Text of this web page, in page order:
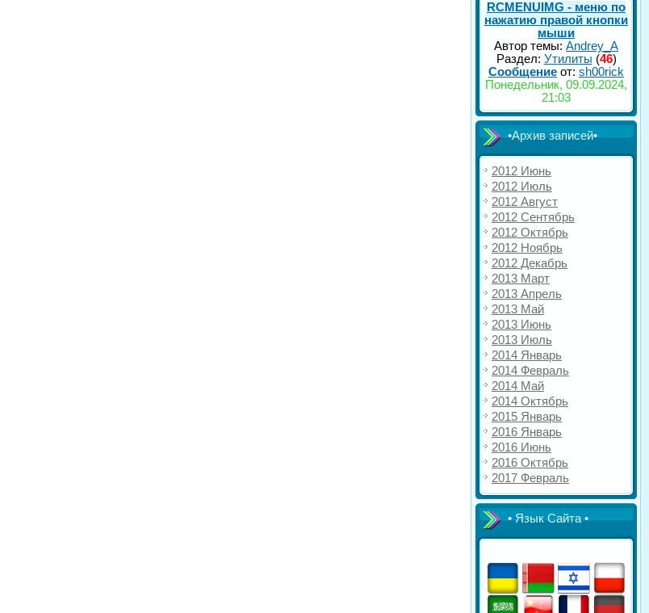
RCMENUIMG - меню по
нажатию правой кнопки
мыши
Автор темы: Andrey_A
Раздел: Утилиты (46)
Сообщение от: sh00rick
Понедельник, 09.09.2024,
21:03
•Архив записей•
2012 Июнь
2012 Июль
2012 Август
2012 Сентябрь
2012 Октябрь
2012 Ноябрь
2012 Декабрь
2013 Март
2013 Апрель
2013 Май
2013 Июнь
2013 Июль
2014 Январь
2014 Февраль
2014 Май
2014 Октябрь
2015 Январь
2016 Январь
2016 Июнь
2016 Октябрь
2017 Февраль
• Язык Сайта •